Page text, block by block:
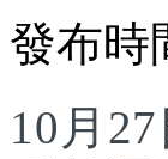
發布時
10月